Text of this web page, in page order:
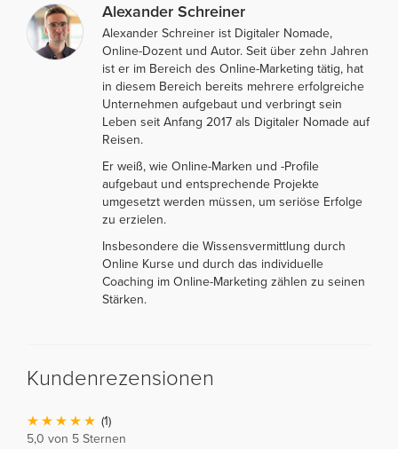
Alexander Schreiner
Alexander Schreiner ist Digitaler Nomade,
Online-Dozent und Autor. Seit über zehn Jahren
ist er im Bereich des Online-Marketing tätig, hat
in diesem Bereich bereits mehrere erfolgreiche
Unternehmen aufgebaut und verbringt sein
Leben seit Anfang 2017 als Digitaler Nomade auf
Reisen.
Er weiß, wie Online-Marken und -Profile
aufgebaut und entsprechende Projekte
umgesetzt werden müssen, um seriöse Erfolge
zu erzielen.
Insbesondere die Wissensvermittlung durch
Online Kurse und durch das individuelle
Coaching im Online-Marketing zählen zu seinen
Stärken.
Kundenrezensionen
(1)
5,0 von 5 Sternen